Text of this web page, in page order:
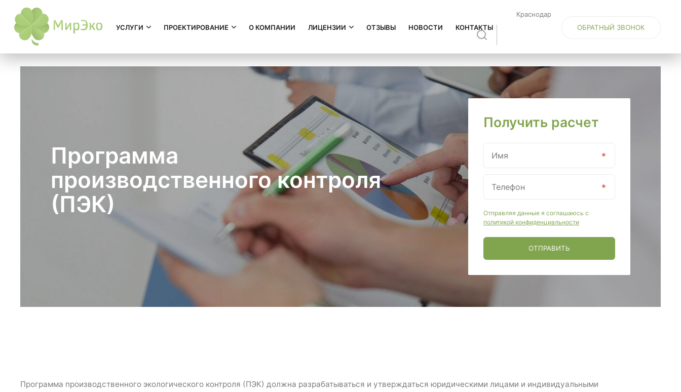
УСЛУГИ ПРОЕКТИРОВАНИЕ О КОМПАНИИ ЛИЦЕНЗИИ ОТЗЫВЫ НОВОСТИ КОНТАКТЫ
Краснодар
ОБРАТНЫЙ ЗВОНОК
Программа
производственного контроля
(ПЭК)
Получить расчет
Отправляя данные я соглашаюсь с
политикой конфиденциальности
ОТПРАВИТЬ
Программа производственного экологического контроля (ПЭК) должна разрабатываться и утверждаться юридическими лицами и индивидуальными